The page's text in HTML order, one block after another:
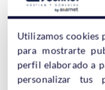
Una vez editado
sitio. Normalmente
menú lateral y
ponerlo donde
Utilizamos cookies
para mostrarte
perfil elaborado a
personalizar tus